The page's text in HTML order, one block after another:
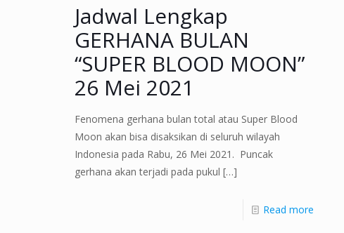
Jadwal Lengkap
GERHANA BULAN
“SUPER BLOOD MOON”
26 Mei 2021
Fenomena gerhana bulan total atau Super Blood
Moon akan bisa disaksikan di seluruh wilayah
Indonesia pada Rabu, 26 Mei 2021. Puncak
gerhana akan terjadi pada pukul […]
Read more